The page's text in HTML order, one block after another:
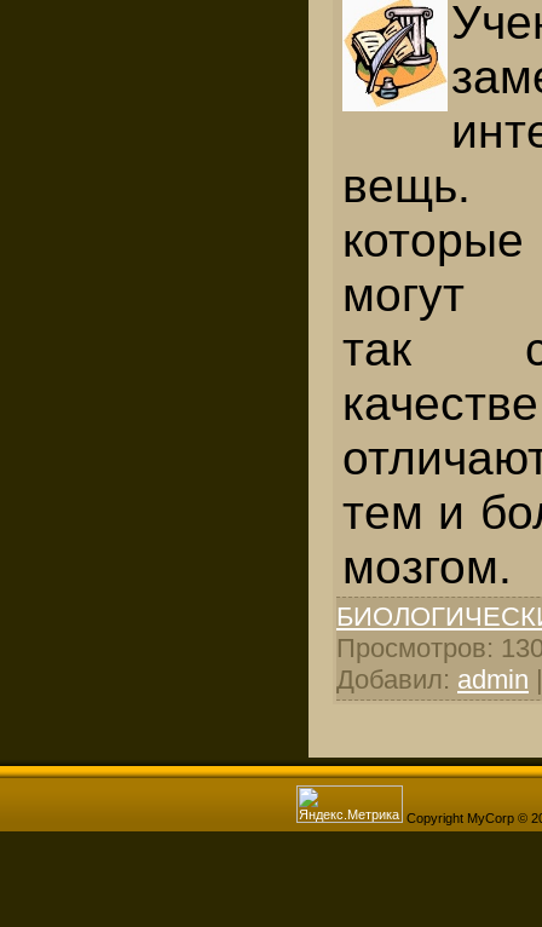
вещь.
могут
так
тем и
мозгом.
Просмотров:
Добавил: admin
Copyright MyCorp ©